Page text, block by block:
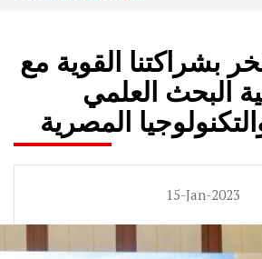
بشراكتنا القوية مع
البحث العلمي
15-Jan-2023